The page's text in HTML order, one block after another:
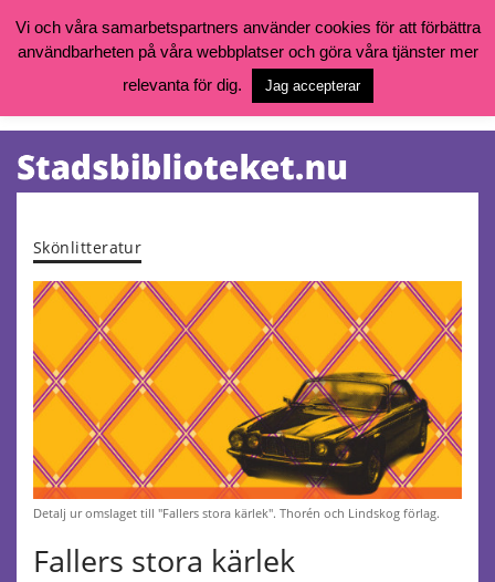
Vill du söka böcker, logga in på ditt bibliotekskonto eller nå övriga
goteborg.se/bibliotek
Öppettider, katalog och kontakt
Tjänster
Skönlitteratur
Detalj ur omslaget till "Fallers stora kärlek". Thorén och Lindskog förlag.
Fallers stora kärlek
Vi och våra samarbetspartners använder cookies för att förbättra
användbarheten på våra webbplatser och göra våra tjänster mer
relevanta för dig.
Jag accepterar